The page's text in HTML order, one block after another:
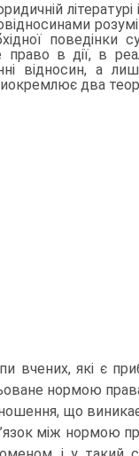
поведінки
право в дії, в
відносин, а
два
вчених, які є
нормою
що
між нормою